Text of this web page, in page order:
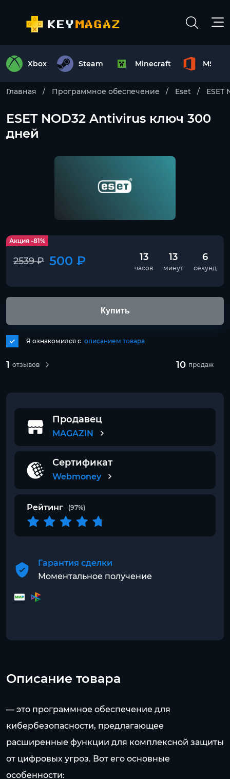
Xbox Steam Minecraft MS
Главная Программное обеспечение Eset ESET
ESET NOD32 Antivirus ключ 300
дней
Акция -81%
2539 ₽ 500 ₽ 13
часов
13
минут
6
секунд
1 отзывов 10 продаж
Я ознакомился с описанием товара
Купить
Продавец
MAGAZIN
Сертификат
Webmoney
Рейтинг (97%)
Гарантия сделки
Моментальное получение
Описание товара
— это программное обеспечение для
кибербезопасности, предлагающее
расширенные функции для комплексной защиты
от цифровых угроз. Вот его основные
особенности: